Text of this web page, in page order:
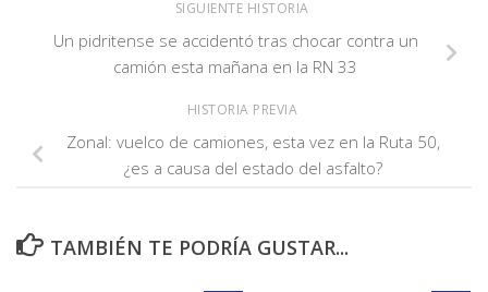
SIGUIENTE HISTORIA
Un pidritense se accidentó tras chocar contra un
camión esta mañana en la RN 33
HISTORIA PREVIA
Zonal: vuelco de camiones, esta vez en la Ruta 50,
¿es a causa del estado del asfalto?
TAMBIÉN TE PODRÍA GUSTAR...